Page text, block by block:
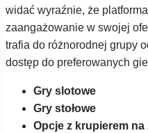
widać wyraźnie, że
zaangażowanie w swojej
trafia do różnorodnej grupy
dostęp do preferowanych
Gry slotowe
Gry stołowe
Opcje z krupierem na